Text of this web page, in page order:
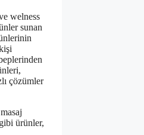
welness
sunan
çözümler
ürünler,